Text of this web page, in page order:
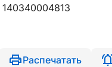
140340004813
Распечатать